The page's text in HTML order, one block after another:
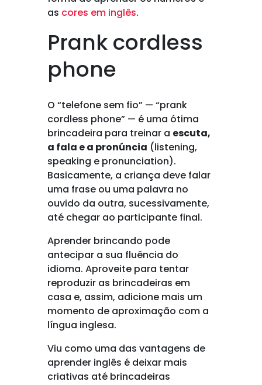
as cores em inglês.
Prank cordless
phone
O “telefone sem fio” — “prank
cordless phone” — é uma ótima
brincadeira para treinar a escuta,
a fala e a pronúncia (listening,
speaking e pronunciation).
Basicamente, a criança deve falar
uma frase ou uma palavra no
ouvido da outra, sucessivamente,
até chegar ao participante final.
Aprender brincando pode
antecipar a sua fluência do
idioma. Aproveite para tentar
reproduzir as brincadeiras em
casa e, assim, adicione mais um
momento de aproximação com a
língua inglesa.
Viu como uma das vantagens de
aprender inglês é deixar mais
criativas até brincadeiras